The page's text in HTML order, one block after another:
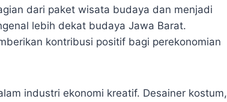
dari paket wisata budaya dan menjadi
lebih dekat budaya Jawa Barat.
kontribusi positif bagi perekonomian
industri ekonomi kreatif. Desainer kostum,